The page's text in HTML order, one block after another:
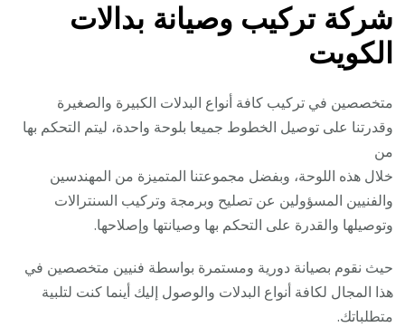
شركة تركيب وصيانة بدالات
الكويت
متخصصين في تركيب كافة أنواع البدلات الكبيرة والصغيرة
وقدرتنا على توصيل الخطوط جميعا بلوحة واحدة، ليتم التحكم بها
من
خلال هذه اللوحة، وبفضل مجموعتنا المتميزة من المهندسين
والفنيين المسؤولين عن تصليح وبرمجة وتركيب السنترالات
وتوصيلها والقدرة على التحكم بها وصيانتها وإصلاحها.
حيث نقوم بصيانة دورية ومستمرة بواسطة فنيين متخصصين في
هذا المجال لكافة أنواع البدلات والوصول إليك أينما كنت لتلبية
متطلباتك.